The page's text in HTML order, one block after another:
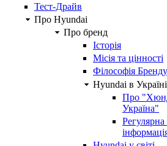
Тест-Драйв
Про Hyundai
Про бренд
Історія
Місія та цінності
Філософія Бренду
Hyundai в Україні
Про
Україна"
Регулярна